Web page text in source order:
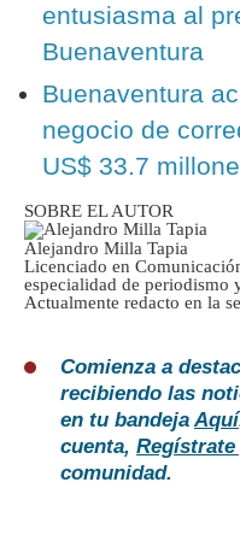
entusiasma al
Buenaventura
Buenaventura
negocio de
US$ 33.7
SOBRE EL AUTOR
Alejandro Milla Tapia
Licenciado en
especialidad de periodismo
Actualmente redacto en la
Comienza a
recibiendo las
en tu bandejaAquí
cuenta,
comunidad.